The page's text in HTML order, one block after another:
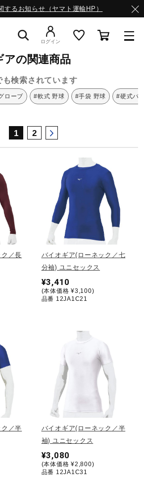
するお知らせ（ヤマト運輸HP）
イルウエア
ットサル
グ
ル
トテニス
ン
ログイン
アの関連商品
も検索されています
ローブ #軟式 野球 #手袋 野球 #硬式バ
1 2
／長
バイオギア(ローネック／七
分袖) ユニセックス
¥3,410
(本体価格 ¥3,100)
品番 12JA1C21
／半
バイオギア(ローネック／半
袖) ユニセックス
¥3,080
(本体価格 ¥2,800)
品番 12JA1C31